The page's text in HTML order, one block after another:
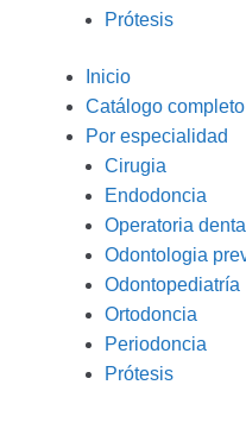
Prótesis
Inicio
Catálogo completo
Por especialidad
Cirugia
Endodoncia
Operatoria dental
Odontologia
Odontopediatría
Ortodoncia
Periodoncia
Prótesis